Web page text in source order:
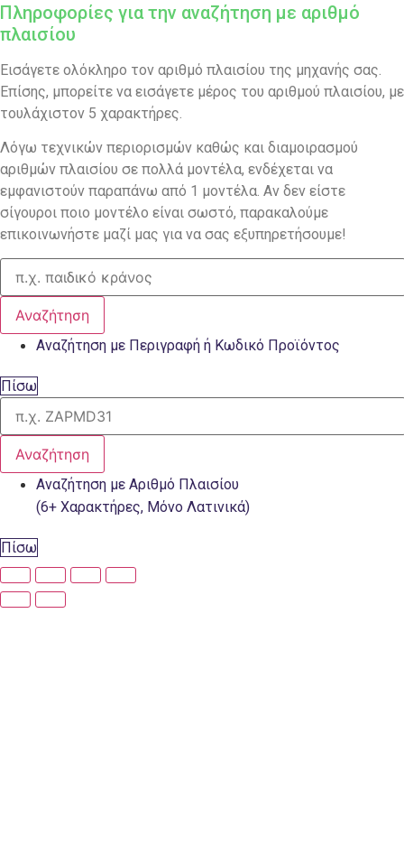
Πληροφορίες για την αναζήτηση με αριθμό
πλαισίου
Εισάγετε ολόκληρο τον αριθμό πλαισίου της μηχανής σας.
Επίσης, μπορείτε να εισάγετε μέρος του αριθμού πλαισίου, με
τουλάχιστον 5 χαρακτήρες.
Λόγω τεχνικών περιορισμών καθώς και διαμοιρασμού
αριθμών πλαισίου σε πολλά μοντέλα, ενδέχεται να
εμφανιστούν παραπάνω από 1 μοντέλα. Αν δεν είστε
σίγουροι ποιο μοντέλο είναι σωστό, παρακαλούμε
επικοινωνήστε μαζί μας για να σας εξυπηρετήσουμε!
Αναζήτηση
Αναζήτηση με Περιγραφή ή Κωδικό Προϊόντος
Πίσω
Αναζήτηση
Αναζήτηση με Αριθμό Πλαισίου
(6+ Χαρακτήρες, Μόνο Λατινικά)
Πίσω